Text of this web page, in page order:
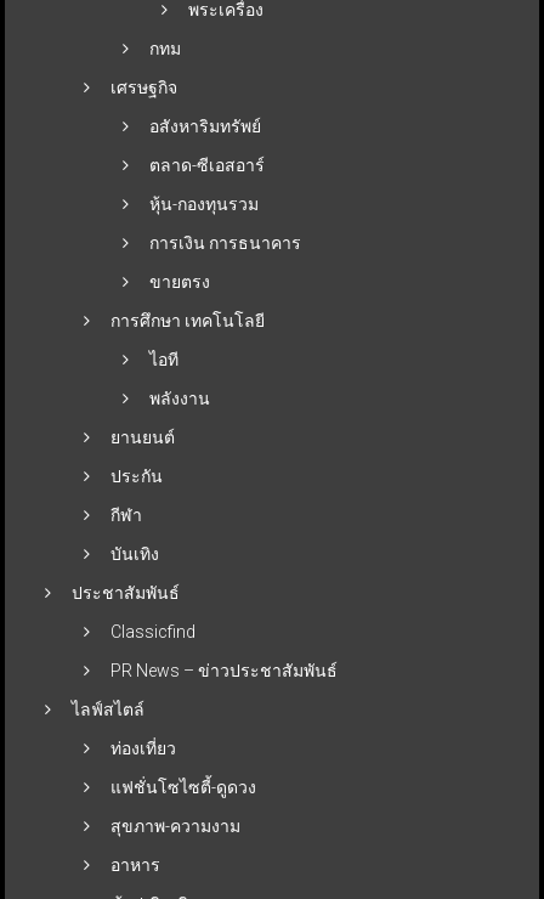
พระเครื่อง
กทม
เศรษฐกิจ
อสังหาริมทรัพย์
ตลาด-ซีเอสอาร์
หุ้น-กองทุนรวม
การเงิน การธนาคาร
ขายตรง
การศึกษา เทคโนโลยี
ไอที
พลังงาน
ยานยนต์
ประกัน
กีฬา
บันเทิง
ประชาสัมพันธ์
Classicfind
PR News – ข่าวประชาสัมพันธ์
ไลฟ์สไตล์
ท่องเที่ยว
แฟชั่นโซไซตี้-ดูดวง
สุขภาพ-ความงาม
อาหาร